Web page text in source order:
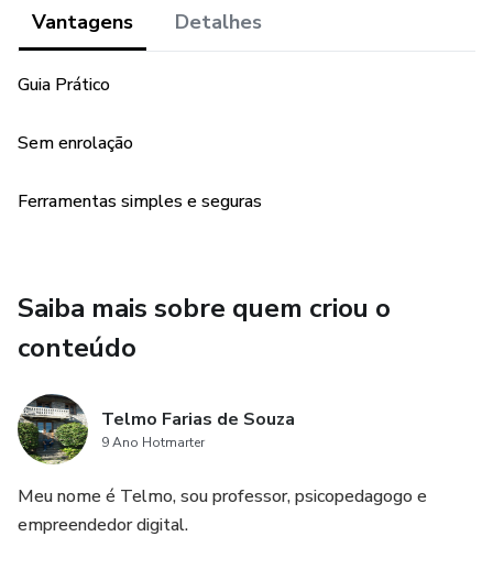
Vantagens Detalhes
Guia Prático
Sem enrolação
Ferramentas simples e seguras
Saiba mais sobre quem criou o
conteúdo
Telmo Farias de Souza
9 Ano Hotmarter
Meu nome é Telmo, sou professor, psicopedagogo e
empreendedor digital.